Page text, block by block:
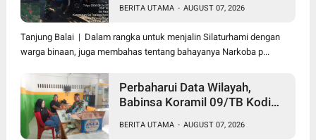
Abang Becak
BERITA UTAMA - AUGUST 07, 2026
Tanjung Balai | Dalam rangka untuk menjalin Silaturhami dengan
warga binaan, juga membahas tentang bahayanya Narkoba p...
Perbaharui Data Wilayah,
Babinsa Koramil 09/TB Kodim
Ter Di Kantor Kelurahan
BERITA UTAMA - AUGUST 07, 2026